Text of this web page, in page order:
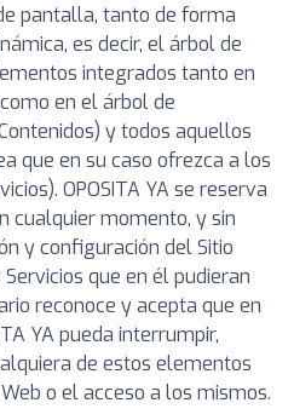
pantalla, tanto de forma
es decir, el árbol de
integrados tanto en
en el árbol de
y todos aquellos
que en su caso ofrezca a los
OPOSITA YA se reserva
cualquier momento, y sin
y configuración del Sitio
que en él pudieran
reconoce y acepta que en
YA pueda interrumpir,
de estos elementos
o el acceso a los mismos.